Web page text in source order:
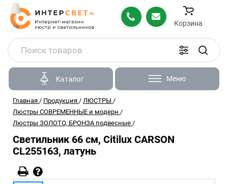
Корзина
Каталог Меню
Главная / Продукция / ЛЮСТРЫ /
Люстры СОВРЕМЕННЫЕ и модерн /
Люстры ЗОЛОТО, БРОНЗА подвесные /
Светильник 66 см, Citilux CARSON
CL255163, латунь